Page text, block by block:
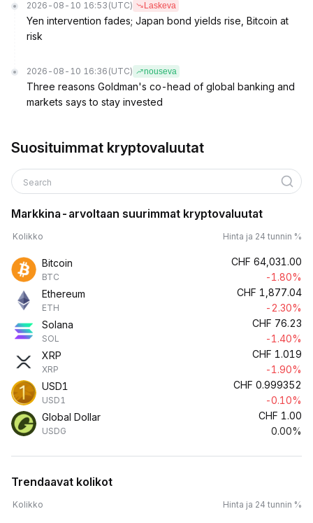
2026-08-10 16:53 (UTC) Laskeva
Yen intervention fades; Japan bond yields rise, Bitcoin at
risk
2026-08-10 16:36 (UTC) nouseva
Three reasons Goldman's co-head of global banking and
markets says to stay invested
Suosituimmat kryptovaluutat
Search
Markkina-arvoltaan suurimmat kryptovaluutat
Kolikko Hinta ja 24 tunnin %
Bitcoin
BTC
CHF 64,031.00
-1.80%
Ethereum
ETH
CHF 1,877.04
-2.30%
Solana
SOL
CHF 76.23
-1.40%
XRP
XRP
CHF 1.019
-1.90%
USD1
USD1
CHF 0.999352
-0.10%
Global Dollar
USDG
CHF 1.00
0.00%
Trendaavat kolikot
Kolikko Hinta ja 24 tunnin %